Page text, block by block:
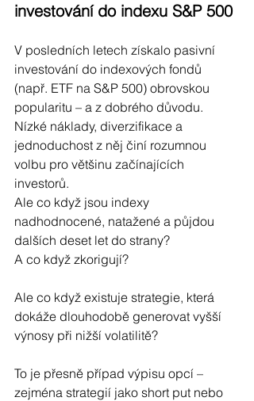
investování do indexu S&P 500
V posledních letech získalo pasivní
investování do indexových fondů
(např. ETF na S&P 500) obrovskou
popularitu – a z dobrého důvodu.
Nízké náklady, diverzifikace a
jednoduchost z něj činí rozumnou
volbu pro většinu začínajících
investorů.
Ale co když jsou indexy
nadhodnocené, natažené a půjdou
dalších deset let do strany?
A co když zkorigují?
Ale co když existuje strategie, která
dokáže dlouhodobě generovat vyšší
výnosy při nižší volatilitě?
To je přesně případ výpisu opcí –
zejména strategií jako short put nebo